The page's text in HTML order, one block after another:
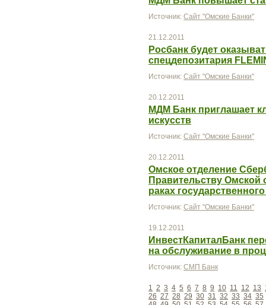
Источник: Сайт "Омские Банки"
21.12.2011
Росбанк будет
спецдепозитария
Источник: Сайт "Омские Банки"
20.12.2011
МДМ Банк приглашает
искусств
Источник: Сайт "Омские Банки"
20.12.2011
Омское отделение
Правительству Омской
раках
Источник: Сайт "Омские Банки"
19.12.2011
ИнвестКапиталБанк
на обслуживание в
Источник: СМП Банк
1 2 3 4 5 6 7 8 9 10 11 12 13
26 27 28 29 30 31 32 33 34 35